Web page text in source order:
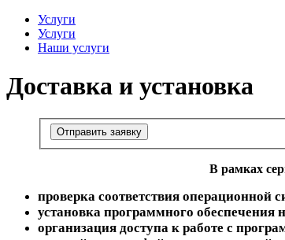
Услуги
Услуги
Наши услуги
Доставка и установка
Отправить заявку
В рамках
проверка соответствия операционной
установка программного обеспечения
организация доступа к работе с